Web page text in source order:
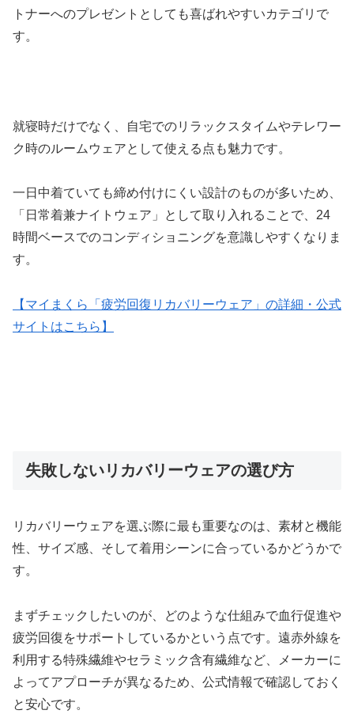
トナーへのプレゼントとしても喜ばれやすいカテゴリで
す。
就寝時だけでなく、自宅でのリラックスタイムやテレワー
ク時のルームウェアとして使える点も魅力です。
一日中着ていても締め付けにくい設計のものが多いため、
「日常着兼ナイトウェア」として取り入れることで、24
時間ベースでのコンディショニングを意識しやすくなりま
す。
【マイまくら「疲労回復リカバリーウェア」の詳細・公式
サイトはこちら】
失敗しないリカバリーウェアの選び方
リカバリーウェアを選ぶ際に最も重要なのは、素材と機能
性、サイズ感、そして着用シーンに合っているかどうかで
す。
まずチェックしたいのが、どのような仕組みで血行促進や
疲労回復をサポートしているかという点です。遠赤外線を
利用する特殊繊維やセラミック含有繊維など、メーカーに
よってアプローチが異なるため、公式情報で確認しておく
と安心です。